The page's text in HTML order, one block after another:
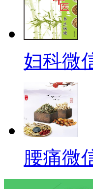
妇科微
腰痛微